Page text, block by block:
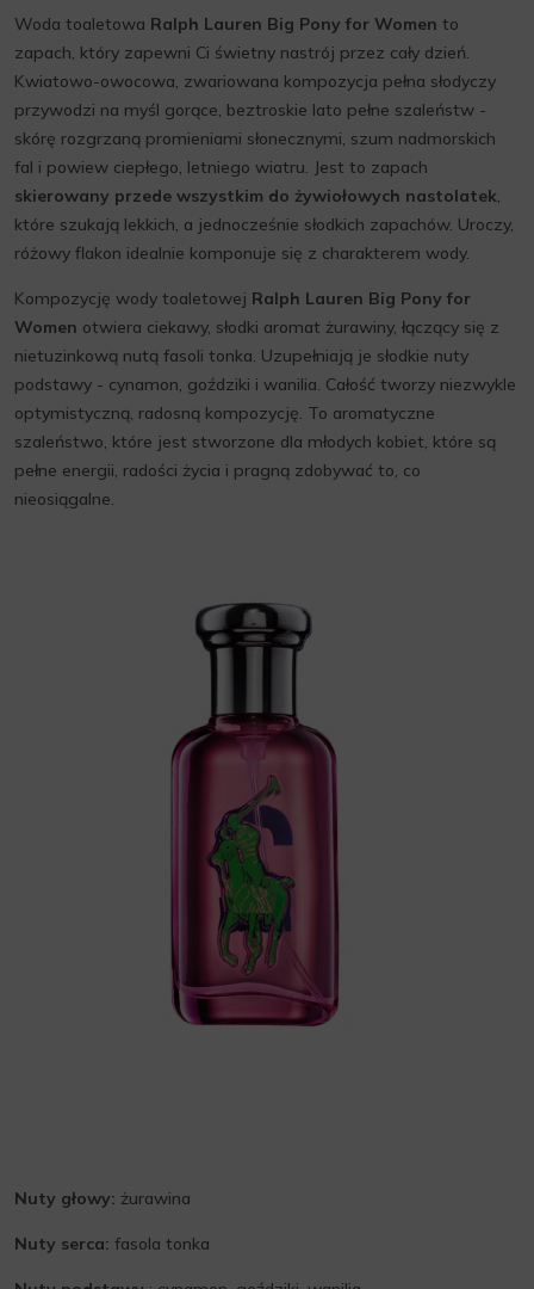
Woda toaletowa Ralph Lauren Big Pony for Women to
zapach, który zapewni Ci świetny nastrój przez cały dzień.
Kwiatowo-owocowa, zwariowana kompozycja pełna słodyczy
przywodzi na myśl gorące, beztroskie lato pełne szaleństw -
skórę rozgrzaną promieniami słonecznymi, szum nadmorskich
fal i powiew ciepłego, letniego wiatru. Jest to zapach
skierowany przede wszystkim do żywiołowych nastolatek,
które szukają lekkich, a jednocześnie słodkich zapachów. Uroczy,
różowy flakon idealnie komponuje się z charakterem wody.
Kompozycję wody toaletowej Ralph Lauren Big Pony for
Women otwiera ciekawy, słodki aromat żurawiny, łączący się z
nietuzinkową nutą fasoli tonka. Uzupełniają je słodkie nuty
podstawy - cynamon, goździki i wanilia. Całość tworzy niezwykle
optymistyczną, radosną kompozycję. To aromatyczne
szaleństwo, które jest stworzone dla młodych kobiet, które są
pełne energii, radości życia i pragną zdobywać to, co
nieosiągalne.
Nuty głowy: żurawina
Nuty serca: fasola tonka